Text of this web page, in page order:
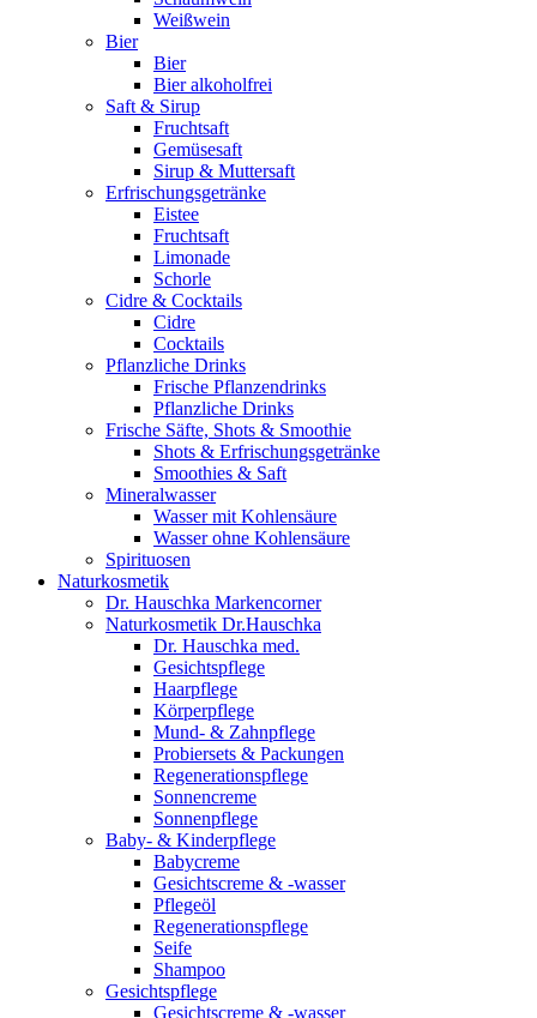
Weißwein
Bier
Bier
Bier alkoholfrei
Saft & Sirup
Fruchtsaft
Gemüsesaft
Sirup & Muttersaft
Erfrischungsgetränke
Eistee
Fruchtsaft
Limonade
Schorle
Cidre & Cocktails
Cidre
Cocktails
Pflanzliche Drinks
Frische Pflanzendrinks
Pflanzliche Drinks
Frische Säfte, Shots & Smoothie
Shots & Erfrischungsgetränke
Smoothies & Saft
Mineralwasser
Wasser mit Kohlensäure
Wasser ohne Kohlensäure
Spirituosen
Naturkosmetik
Dr. Hauschka Markencorner
Naturkosmetik Dr.Hauschka
Dr. Hauschka med.
Gesichtspflege
Haarpflege
Körperpflege
Mund- & Zahnpflege
Probiersets & Packungen
Regenerationspflege
Sonnencreme
Sonnenpflege
Baby- & Kinderpflege
Babycreme
Gesichtscreme & -wasser
Pflegeöl
Regenerationspflege
Seife
Shampoo
Gesichtspflege
Gesichtscreme & -wasser